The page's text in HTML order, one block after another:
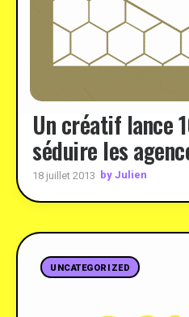
Un créatif lance
séduire les
18 juillet 2013 by Julien
UNCATEGORIZED